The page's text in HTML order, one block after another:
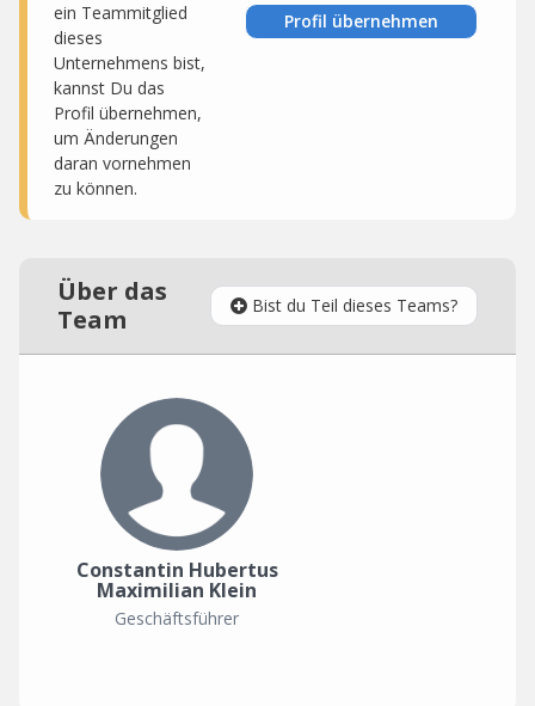
ein Teammitglied
dieses
Unternehmens bist,
kannst Du das
Profil übernehmen,
um Änderungen
daran vornehmen
zu können.
Profil übernehmen
Über das
Team
Bist du Teil dieses Teams?
Constantin Hubertus
Maximilian Klein
Geschäftsführer